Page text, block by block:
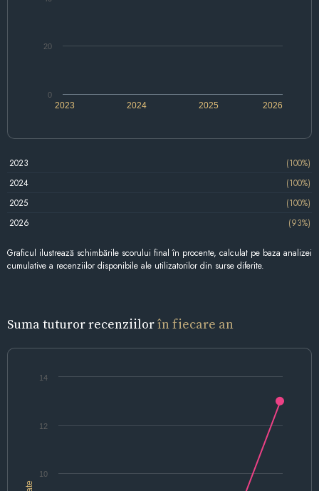
2024 2026
2023 2025
0
20
2023
(100%)
2024
(100%)
2025
(100%)
2026
(93%)
Graficul ilustrează schimbările scorului final în procente, calculat pe baza analizei
cumulative a recenziilor disponibile ale utilizatorilor din surse diferite.
Suma tuturor recenziilorîn fiecare an
10
12
14